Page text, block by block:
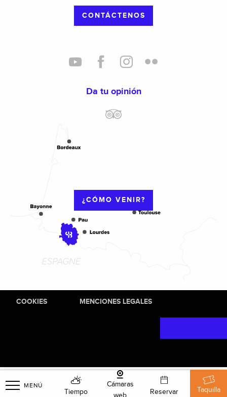
MENÚ
Tiempo
Cámaras
web
Reservar Taquilla
CONTÁCTENOS
Da tu opinión
¿CÓMO VENIR?
COOKIES MENCIONES LEGALES